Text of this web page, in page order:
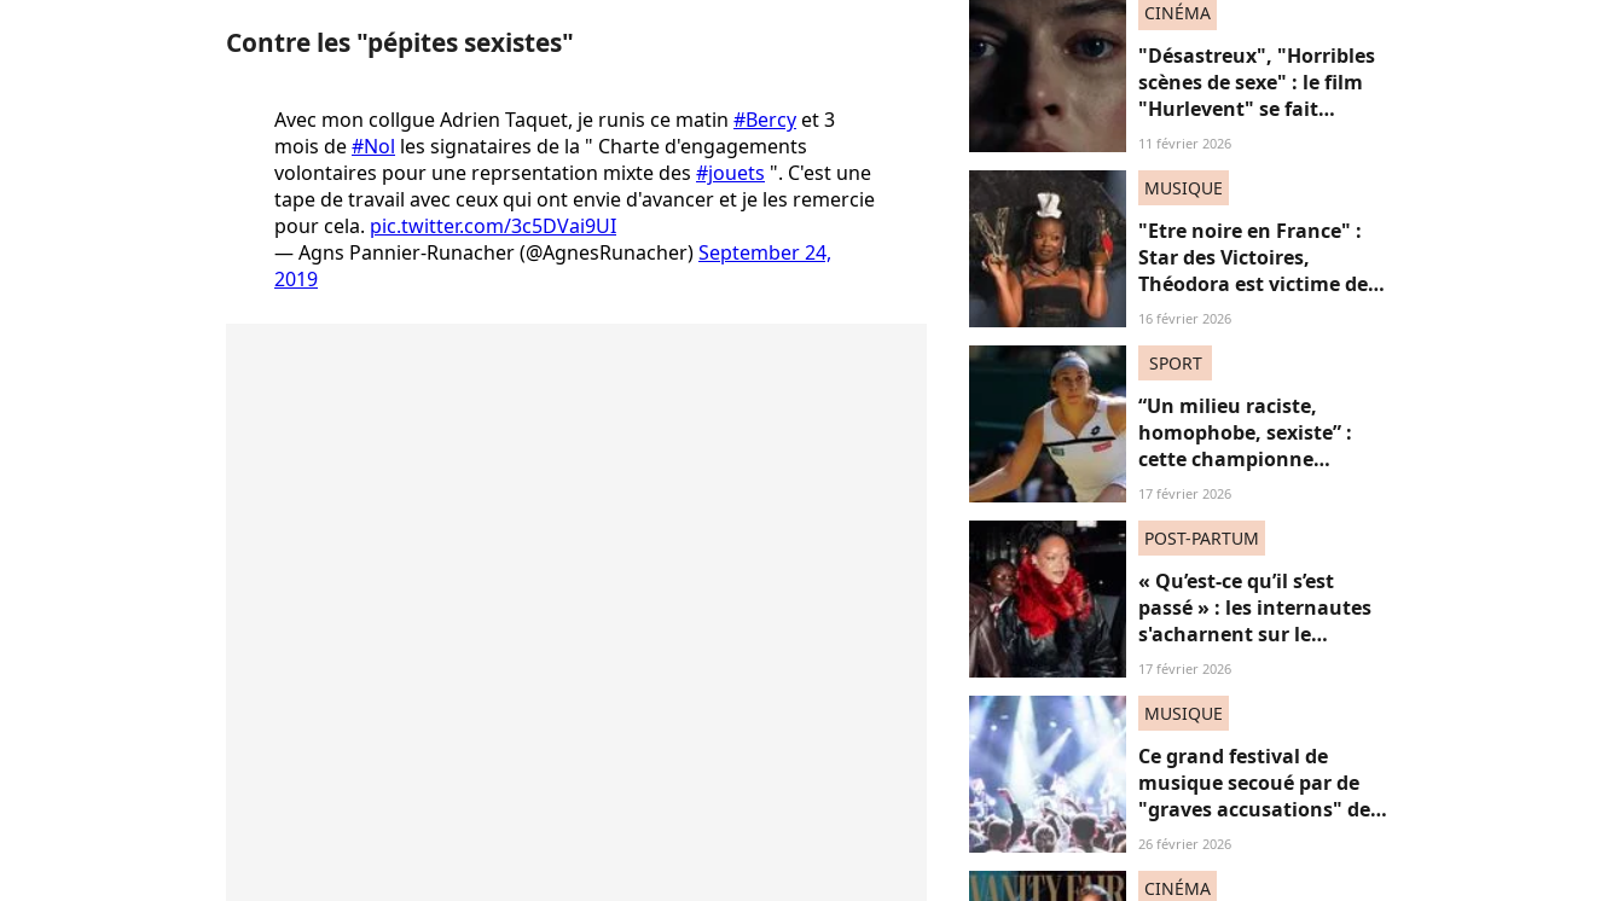
Contre les "pépites sexistes"
Avec mon collgue Adrien Taquet, je runis ce matin #Bercyet 3
mois de#Nol les signataires de la " Charte d'engagements
volontaires pour une reprsentation mixte des #jouets ". C'est une
tape de travail avec ceux qui ont envie d'avancer et je les remercie
pour cela. pic.twitter.com/3c5DVai9UI
— Agns Pannier-Runacher (@AgnesRunacher)September 24,
2019
CINÉMA
"Désastreux", "Horribles
scènes de sexe" : le film
"Hurlevent" se fait
détruire par la presse, et si
sexistes ?
11 février 2026
MUSIQUE
"Etre noire en France" :
Star des Victoires,
Théodora est victime de
misogynoir : qu’est-ce que
16 février 2026
SPORT
“Un milieu raciste,
homophobe, sexiste” :
cette championne
dézingue le monde du
17 février 2026
POST-PARTUM
« Qu’est-ce qu’il s’est
passé » : les internautes
s'acharnent sur le
physique post-partum de
17 février 2026
MUSIQUE
Ce grand festival de
musique secoué par de
"graves accusations" de
violences sexistes et
26 février 2026
CINÉMA